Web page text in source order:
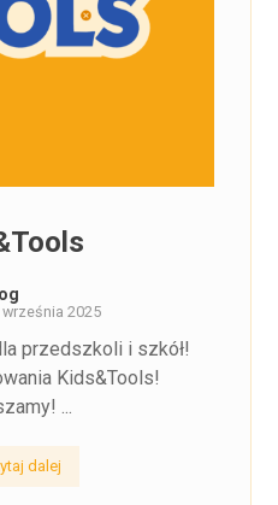
września 2025
przedszkoli i szkół!
Kids&Tools!
...
dalej